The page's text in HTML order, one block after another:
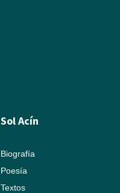
Sol Acín
Biografía
Poesía
Textos